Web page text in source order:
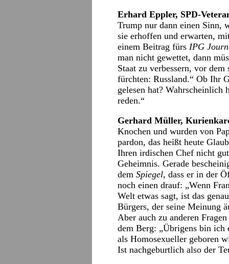
Erhard Eppler, SPD-
Trump nur dann einen Sinn,
sie erhoffen und erwarten,
einem Beitrag fürs IPG
man nicht gewettet, dann
Staat zu verbessern, vor
fürchten: Russland.“ Ob Ihr
gelesen hat? Wahrscheinlich
reden.“
Gerhard Müller,
Knochen und wurden von
pardon, das heißt heute
Ihren irdischen Chef nicht
Geheimnis. Gerade
dem Spiegel, dass er in der
noch einen drauf: „Wenn
Welt etwas sagt, ist das
Bürgers, der seine Meinung
Aber auch zu anderen
dem Berg: „Übrigens bin
als Homosexueller geboren
Ist nachgeburtlich also der